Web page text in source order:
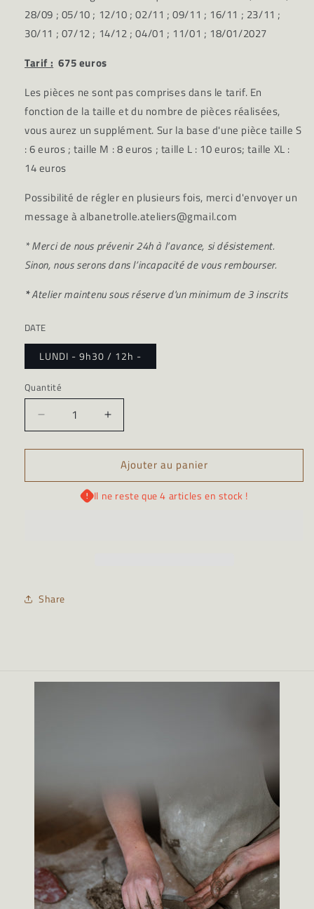
28/09 ; 05/10 ; 12/10 ; 02/11 ; 09/11 ; 16/11 ; 23/11 ;
30/11 ; 07/12 ; 14/12 ; 04/01 ; 11/01 ; 18/01/2027
Tarif : 675 euros
Les pièces ne sont pas comprises dans le tarif. En
fonction de la taille et du nombre de pièces réalisées,
vous aurez un supplément. Sur la base d'une pièce taille S
: 6 euros ; taille M : 8 euros ; taille L : 10 euros; taille XL :
14 euros
Possibilité de régler en plusieurs fois, merci d'envoyer un
message àalbanetrolle.ateliers@gmail.com
* Merci de nous prévenir 24h à l’avance, si désistement.
Sinon, nous serons dans l’incapacité de vous rembourser.
*Atelier maintenu sous réserve d'un minimum de 3 inscrits
DATE
LUNDI - 9h30 / 12h -
Quantité
Quantité
Réduire
la
quantité
Cours
Augmenter
la
quantité
Cours
Hebdo
Ajouter au panier
Il ne reste que 4 articles en stock !
Share